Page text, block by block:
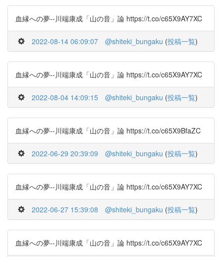
血縁への夢--川端康成「山の音」論 https://t.co/c65X9AY7XC
2022-08-14 06:09:07 @shiteki_bungaku (投稿一覧)
血縁への夢--川端康成「山の音」論 https://t.co/c65X9AY7XC
2022-08-04 14:09:15 @shiteki_bungaku (投稿一覧)
血縁への夢--川端康成「山の音」論 https://t.co/c65X9BfaZC
2022-06-29 20:39:09 @shiteki_bungaku (投稿一覧)
血縁への夢--川端康成「山の音」論 https://t.co/c65X9AY7XC
2022-06-27 15:39:08 @shiteki_bungaku (投稿一覧)
血縁への夢--川端康成「山の音」論 https://t.co/c65X9AY7XC